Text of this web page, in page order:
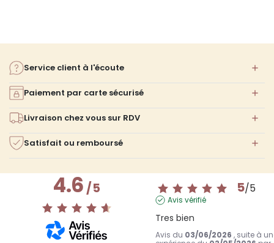
Service client à l'écoute
Paiement par carte sécurisé
Livraison chez vous sur RDV
Satisfait ou remboursé
4.6/5 5/5
Avis vérifié
Tres bien
Avis du 03/06/2026 , suite à